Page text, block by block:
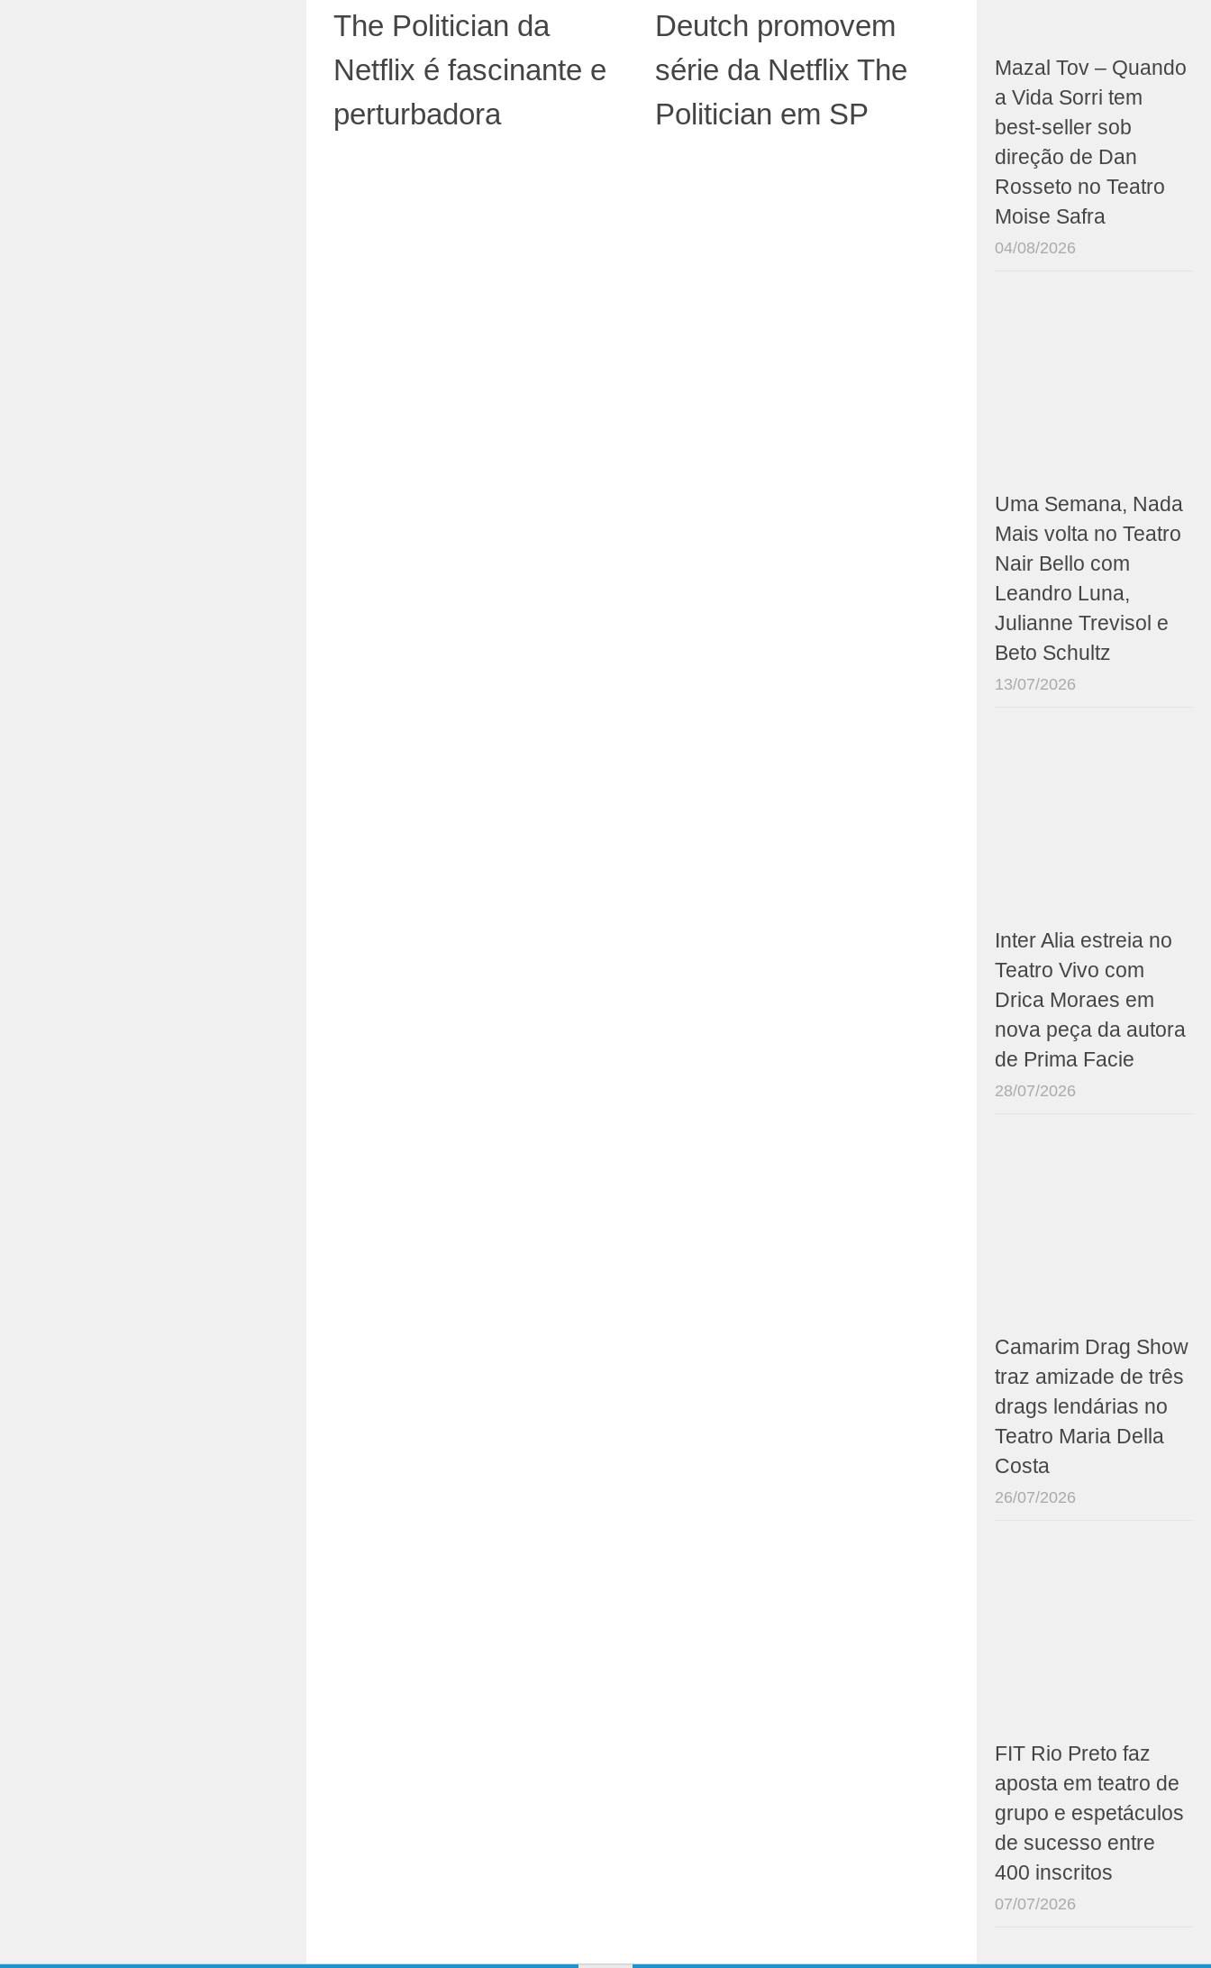
The Politician da
Netflix é fascinante e
perturbadora
Deutch promovem
série da Netflix The
Politician em SP
Mazal Tov – Quando
a Vida Sorri tem
best-seller sob
direção de Dan
Rosseto no Teatro
Moise Safra
04/08/2026
Uma Semana, Nada
Mais volta no Teatro
Nair Bello com
Leandro Luna,
Julianne Trevisol e
Beto Schultz
13/07/2026
Inter Alia estreia no
Teatro Vivo com
Drica Moraes em
nova peça da autora
de Prima Facie
28/07/2026
Camarim Drag Show
traz amizade de três
drags lendárias no
Teatro Maria Della
Costa
26/07/2026
FIT Rio Preto faz
aposta em teatro de
grupo e espetáculos
de sucesso entre
400 inscritos
07/07/2026